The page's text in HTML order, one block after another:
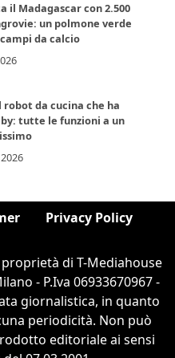
il Madagascar con 2.500
un polmone verde
da calcio
da cucina che ha
tutte le funzioni a un
Privacy Policy
di T-Mediahouse
- P.Iva 06933670967 -
giornalistica, in quanto
periodicità. Non può
editoriale ai sensi